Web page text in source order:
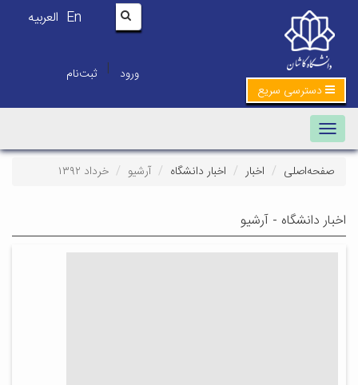
En العربیه
ورود | ثبت‌نام
دسترسی سریع
Toggle navigation
صفحه‌اصلی اخبار اخبار دانشگاه آرشیو خرداد ۱۳۹۲
اخبار دانشگاه - آرشیو